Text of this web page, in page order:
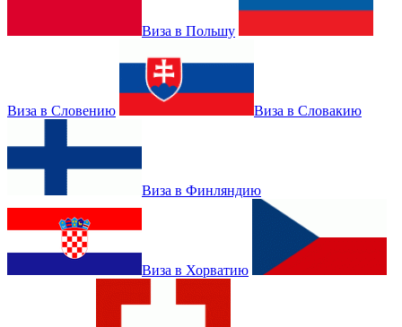
Виза в Польшу
Виза в Словению Виза в Словакию
Виза в Финляндию
Виза в Хорватию